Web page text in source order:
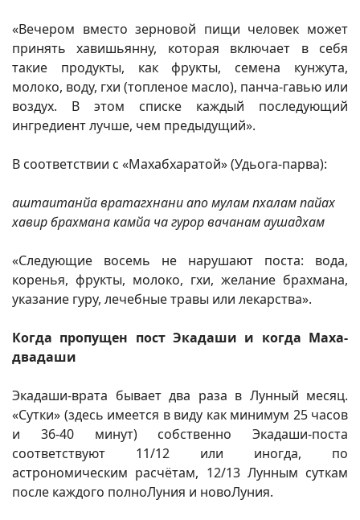
«Вечером вместо зерновой пищи человек может
принять хавишьянну, которая включает в себя
такие продукты, как фрукты, семена кунжута,
молоко, воду, гхи (топленое масло), панча-гавью или
воздух. В этом списке каждый последующий
ингредиент лучше, чем предыдущий».
В соответствии с «Махабхаратой» (Удьога-парва):
аштаитанйа вратагхнани апо мулам пхалам пайах
хавир брахмана камйа ча гурор вачанам аушадхам
«Следующие восемь не нарушают поста: вода,
коренья, фрукты, молоко, гхи, желание брахмана,
указание гуру, лечебные травы или лекарства».
Когда пропущен пост Экадаши и когда Маха-
двадаши
Экадаши-врата бывает два раза в Лунный месяц.
«Сутки» (здесь имеется в виду как минимум 25 часов
и 36-40 минут) собственно Экадаши-поста
соответствуют 11/12 или иногда, по
астрономическим расчётам, 12/13 Лунным суткам
после каждого полноЛуния и новоЛуния.